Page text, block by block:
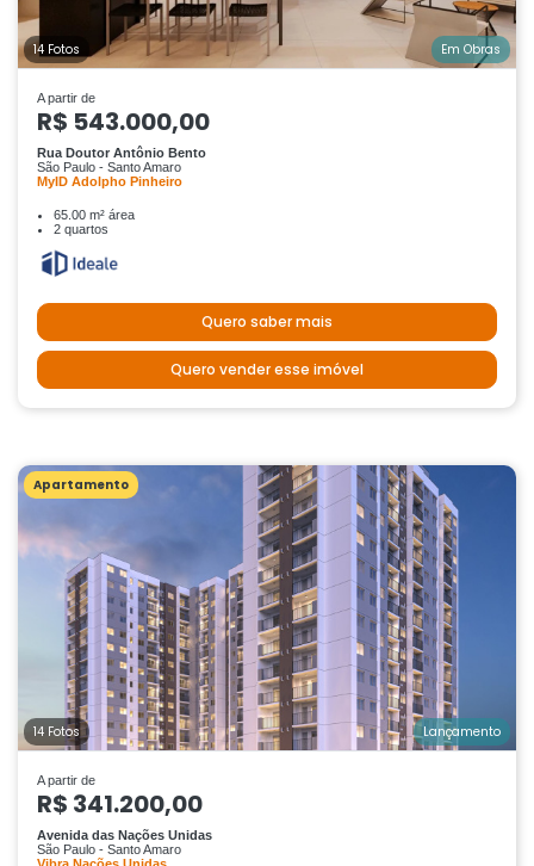
14 Fotos Em Obras
A partir de
R$ 543.000,00
Rua Doutor Antônio Bento
São Paulo - Santo Amaro
MyID Adolpho Pinheiro
65.00 m² área
2 quartos
Quero saber mais
Quero vender esse imóvel
Apartamento
14 Fotos Lançamento
A partir de
R$ 341.200,00
Avenida das Nações Unidas
São Paulo - Santo Amaro